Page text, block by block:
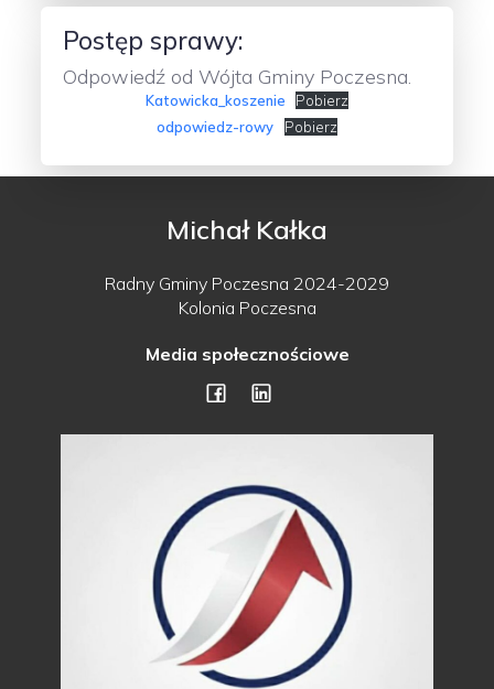
Postęp sprawy:
Odpowiedź od Wójta Gminy Poczesna.
Katowicka_koszenie
Pobierz
odpowiedz-rowy
Pobierz
Michał Kałka
Radny Gminy Poczesna 2024-2029
Kolonia Poczesna
Media społecznościowe